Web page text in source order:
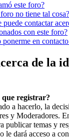
este foro?
no tiene tal cosa?
puede contactar
con este foro?
ponerme en
de la
que registrar?
a hacerlo, la
y Moderadores.
publicar temas y
le dará acceso a